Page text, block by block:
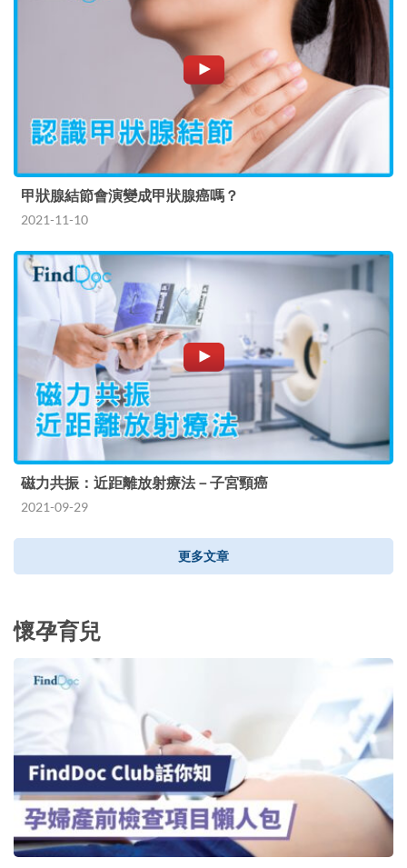
甲狀腺結節會演變成甲狀腺癌嗎？
2021-11-10
磁力共振：近距離放射療法－子宮頸癌
2021-09-29
更多文章
懷孕育兒